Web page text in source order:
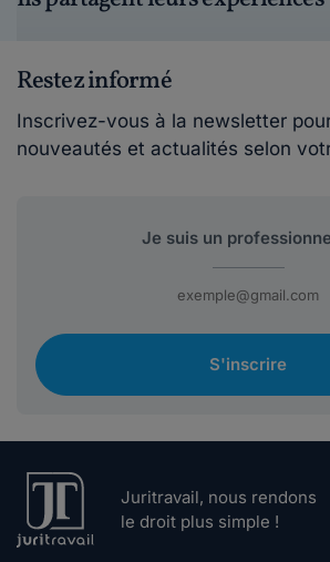
Restez informé
Inscrivez-vous à la newsletter
nouveautés et actualités selon
S'inscrire
Juritravail, nous rendons
le droit plus simple !